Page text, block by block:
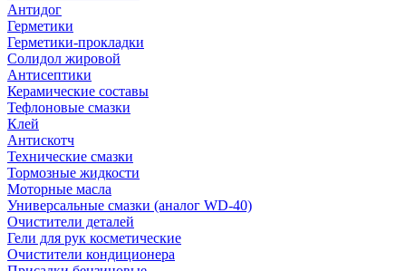
Антидог
Герметики
Герметики-прокладки
Солидол жировой
Антисептики
Керамические составы
Тефлоновые смазки
Клей
Антискотч
Технические смазки
Тормозные жидкости
Моторные масла
Универсальные смазки (аналог WD-40)
Очистители деталей
Гели для рук косметические
Очистители кондиционера